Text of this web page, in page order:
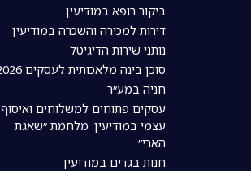
ביקור רופא במודיעין
דירות למכירה והשכרה במודיעין
נותני שירות הדיגיטל
סוכן בינה מלאכותית לעסקים 2026
חניה במע״ר
עסקים פתוחים למשלוחים ואיסוף
עצמי במודיעין: מלחמת ״שאגת
הארי״
חנות בגדים במודיעין